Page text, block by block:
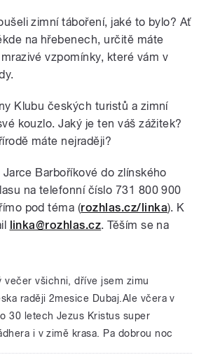
zimní táboření, jaké to bylo? Ať
na hřebenech, určitě máte
vzpomínky, které vám v
Klubu českých turistů a zimní
kouzlo. Jaký je ten váš zážitek?
máte nejraději?
Barboříkové do zlínského
na telefonní číslo 731 800 900
pod téma (rozhlas.cz/linka). K
linka@rozhlas.cz. Těším se na
večer všichni, dříve jsem zimu
raději 2mesice Dubaj.Ale včera v
30 letech Jezus Kristus super
i v zimě krasa. Pa dobrou noc